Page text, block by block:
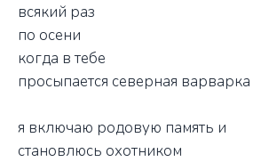
всякий раз
по осени
когда в тебе
просыпается северная варварка
я включаю родовую память и
становлюсь охотником